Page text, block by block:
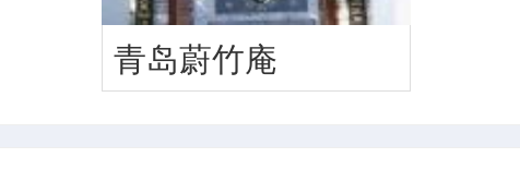
山采石，百里运石的苦和累，小女子怎
福就是不答应。小姣跪在地上苦苦哀
青岛蔚竹庵